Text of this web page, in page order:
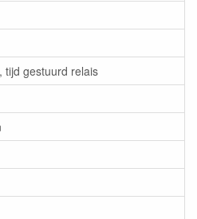
tijd gestuurd relais